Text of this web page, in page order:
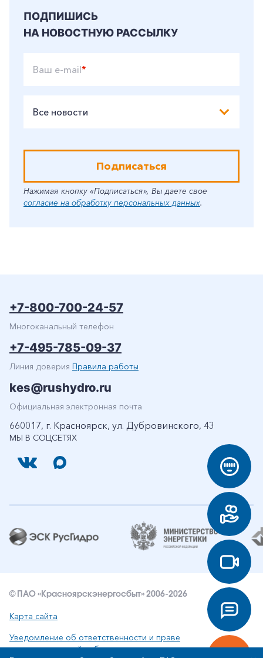
ПОДПИШИСЬ
НА НОВОСТНУЮ РАССЫЛКУ
Ваш e-mail*
Все новости
Подписаться
Нажимая кнопку «Подписаться», Вы даете свое
согласие на обработку персональных данных.
МЫ В СОЦСЕТЯХ
+7-800-700-24-57
Многоканальный телефон
+7-495-785-09-37
Линия доверия Правила работы
kes@rushydro.ru
Официальная электронная почта
660017, г. Красноярск, ул. Дубровинского, 43
© ПАО «Красноярскэнергосбыт» 2006-2026
Карта сайта
Уведомление об ответственности и праве
интеллектуальной собственности